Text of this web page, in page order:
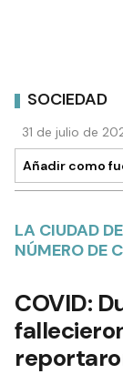
SOCIEDAD
31 de julio de
Añadir como
LA CIUDAD
NÚMERO DE
COVID: